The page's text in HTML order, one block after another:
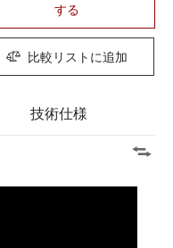
する
比較リストに追加
技術仕様